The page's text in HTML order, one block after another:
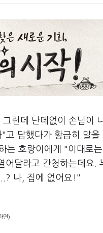
런데 난데없이 손님이
답했다가 황급히 말을
는 호랑이에게 "이대로는
어달라고 간청하는데요.
나, 집에 없어요!"
면)